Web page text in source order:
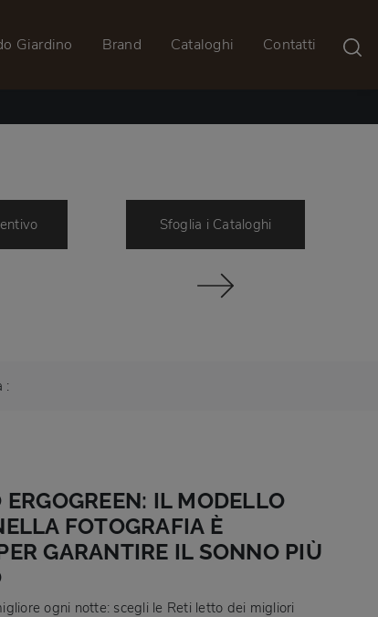
Giardino Brand Cataloghi Contatti
Sfoglia i Cataloghi
:
IL MODELLO
FOTOGRAFIA È
GARANTIRE IL SONNO PIÙ
ogni notte: scegli le Reti letto dei migliori